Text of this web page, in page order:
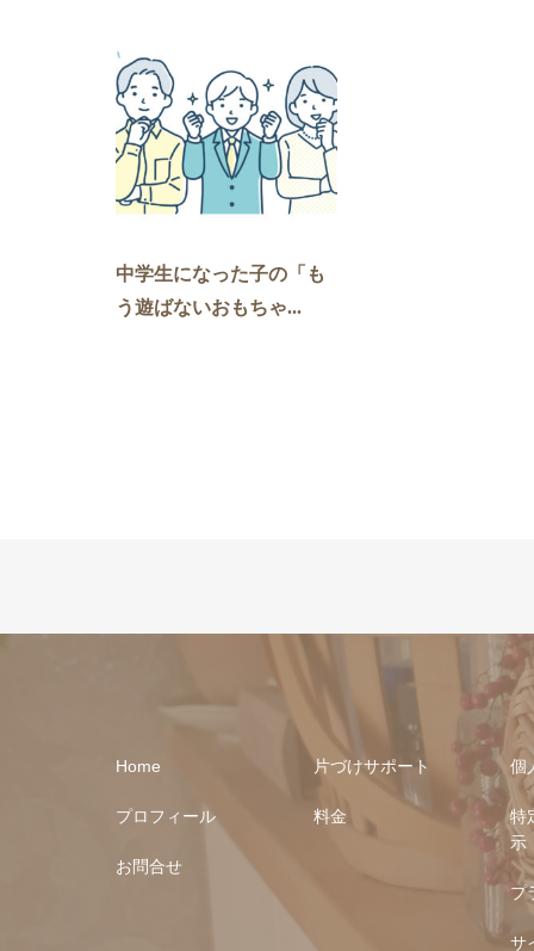
中学生になった子の「も
う遊ばないおもちゃ...
Home
プロフィール
お問合せ
片づけサポート
料金
個
特
示
プ
サ